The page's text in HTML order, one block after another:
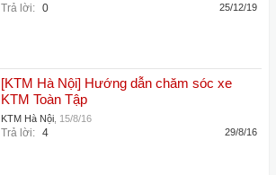
Trả lời: 0 25/12/19
[KTM Hà Nội] Hướng dẫn chăm sóc xe
KTM Toàn Tập
KTM Hà Nội 15/8/16
Trả lời: 4 29/8/16